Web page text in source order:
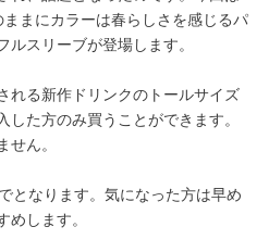
まにカラーは春らしさを感じるパ
スリーブが登場します。
れる新作ドリンクのトールサイズ
た方のみ買うことができます。
ん。
となります。気になった方は早め
します。